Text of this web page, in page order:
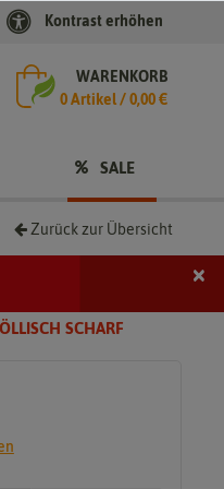
Kontrast erhöhen
WARENKORB
0Artikel /0,00 €
SALE
Zurück zur Übersicht
SCHARF
×